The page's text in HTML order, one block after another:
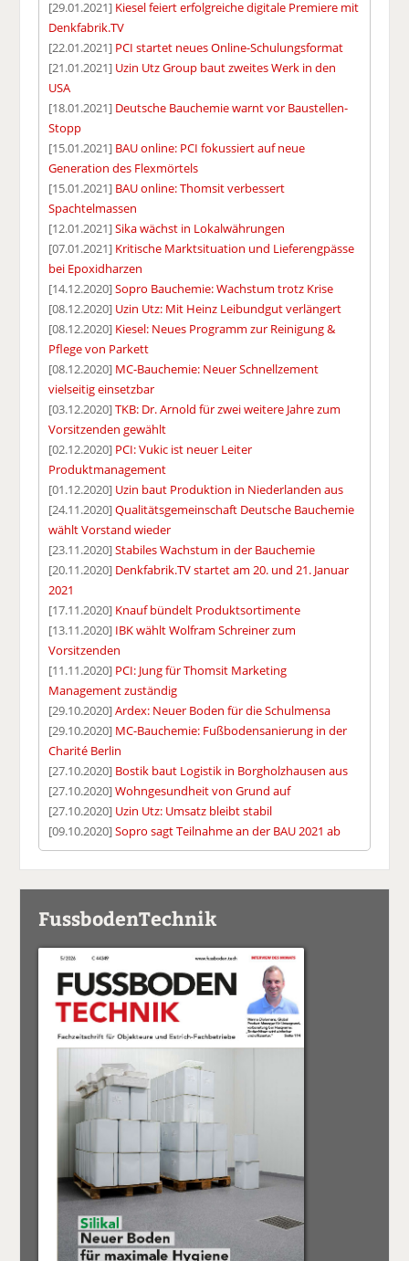
[29.01.2021] Kiesel feiert erfolgreiche digitale Premiere mit
Denkfabrik.TV
[22.01.2021] PCI startet neues Online-Schulungsformat
[21.01.2021] Uzin Utz Group baut zweites Werk in den
USA
[18.01.2021] Deutsche Bauchemie warnt vor Baustellen-
Stopp
[15.01.2021] BAU online: PCI fokussiert auf neue
Generation des Flexmörtels
[15.01.2021] BAU online: Thomsit verbessert
Spachtelmassen
[12.01.2021]Sika wächst in Lokalwährungen
[07.01.2021] Kritische Marktsituation und Lieferengpässe
bei Epoxidharzen
[14.12.2020]Sopro Bauchemie: Wachstum trotz Krise
[08.12.2020] Uzin Utz: Mit Heinz Leibundgut verlängert
[08.12.2020] Kiesel: Neues Programm zur Reinigung &
Pflege von Parkett
[08.12.2020] MC-Bauchemie: Neuer Schnellzement
vielseitig einsetzbar
[03.12.2020]TKB: Dr. Arnold für zwei weitere Jahre zum
Vorsitzenden gewählt
[02.12.2020] PCI: Vukic ist neuer Leiter
Produktmanagement
[01.12.2020] Uzin baut Produktion in Niederlanden aus
[24.11.2020]Qualitätsgemeinschaft Deutsche Bauchemie
wählt Vorstand wieder
[23.11.2020]Stabiles Wachstum in der Bauchemie
[20.11.2020] Denkfabrik.TV startet am 20. und 21. Januar
2021
[17.11.2020] Knauf bündelt Produktsortimente
[13.11.2020] IBK wählt Wolfram Schreiner zum
Vorsitzenden
[11.11.2020] PCI: Jung für Thomsit Marketing
Management zuständig
[29.10.2020]Ardex: Neuer Boden für die Schulmensa
[29.10.2020] MC-Bauchemie: Fußbodensanierung in der
Charité Berlin
[27.10.2020] Bostik baut Logistik in Borgholzhausen aus
[27.10.2020]Wohngesundheit von Grund auf
[27.10.2020] Uzin Utz: Umsatz bleibt stabil
[09.10.2020]Sopro sagt Teilnahme an der BAU 2021 ab
FussbodenTechnik